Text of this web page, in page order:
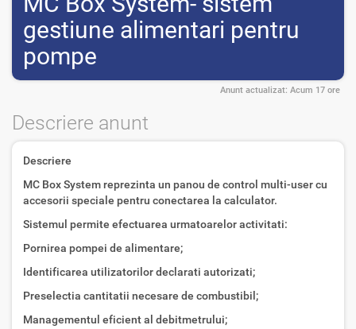
gestiune alimentari pentru
pompe
Anunt actualizat: Acum 17 ore
Descriere anunt
Descriere
MC Box System reprezinta un panou de control multi-user cu
accesorii speciale pentru conectarea la calculator.
Sistemul permite efectuarea urmatoarelor activitati:
Pornirea pompei de alimentare;
Identificarea utilizatorilor declarati autorizati;
Preselectia cantitatii necesare de combustibil;
Managementul eficient al debitmetrului;